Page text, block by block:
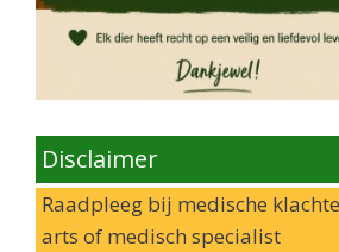
Disclaimer
Raadpleeg bij medische
arts of medisch specialist